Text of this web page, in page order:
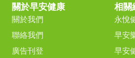
關於早安健康
關於我們
聯絡我們
廣告刊登
相關
永悅
早安
早安